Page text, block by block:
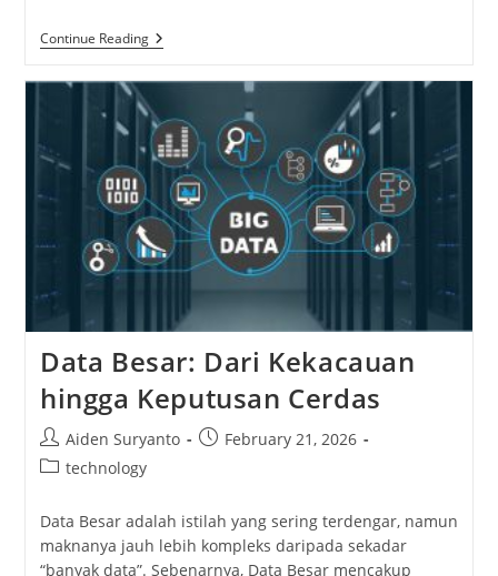
Continue ReadingAsus
Vivobook,
Yang
Membuat
Aktivitas
Harian
Terasa
Lebih
Ringan
Dan
Menyenangkan
Data Besar: Dari Kekacauan
hingga Keputusan Cerdas
Post
author:
Aiden Suryanto
PostFebruary 21, 2026
Posttechnology
Data Besar adalah istilah yang sering terdengar, namun
maknanya jauh lebih kompleks daripada sekadar
“banyak data”. Sebenarnya, Data Besar mencakup